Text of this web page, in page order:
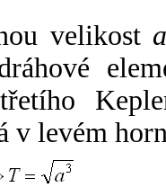
velikost a
v levém